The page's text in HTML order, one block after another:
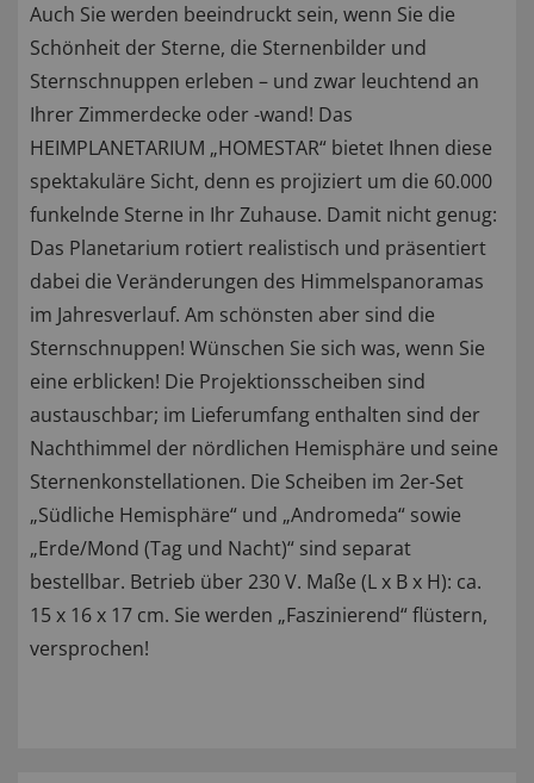
Auch Sie werden beeindruckt sein, wenn Sie die
Schönheit der Sterne, die Sternenbilder und
Sternschnuppen erleben – und zwar leuchtend an
Ihrer Zimmerdecke oder -wand! Das
HEIMPLANETARIUM „HOMESTAR“ bietet Ihnen diese
spektakuläre Sicht, denn es projiziert um die 60.000
funkelnde Sterne in Ihr Zuhause. Damit nicht genug:
Das Planetarium rotiert realistisch und präsentiert
dabei die Veränderungen des Himmelspanoramas
im Jahresverlauf. Am schönsten aber sind die
Sternschnuppen! Wünschen Sie sich was, wenn Sie
eine erblicken! Die Projektionsscheiben sind
austauschbar; im Lieferumfang enthalten sind der
Nachthimmel der nördlichen Hemisphäre und seine
Sternenkonstellationen. Die Scheiben im 2er-Set
„Südliche Hemisphäre“ und „Andromeda“ sowie
„Erde/Mond (Tag und Nacht)“ sind separat
bestellbar. Betrieb über 230 V. Maße (L x B x H): ca.
15 x 16 x 17 cm. Sie werden „Faszinierend“ flüstern,
versprochen!